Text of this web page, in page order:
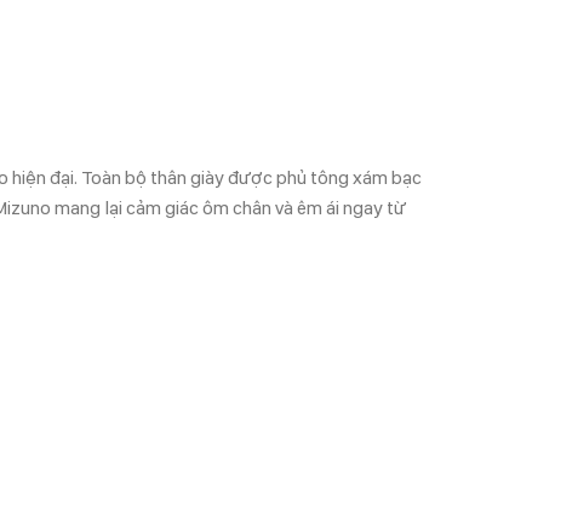
hiện đại. Toàn bộ thân giày được phủ tông xám bạc
mang lại cảm giác ôm chân và êm ái ngay từ